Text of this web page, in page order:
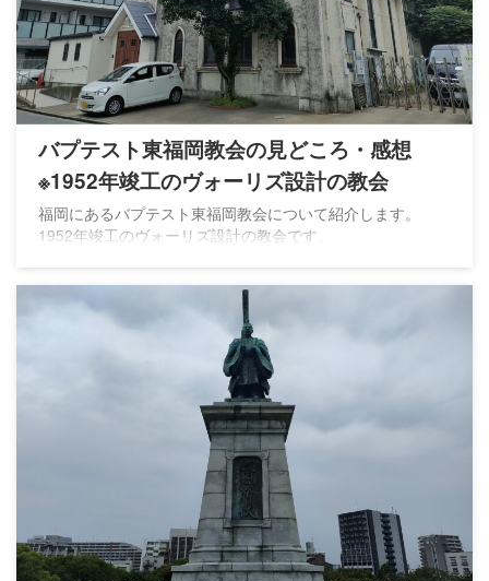
バプテスト東福岡教会の見どころ・感想
※1952年竣工のヴォーリズ設計の教会
福岡にあるバプテスト東福岡教会について紹介します。
1952年竣工のヴォーリズ設計の教会です。